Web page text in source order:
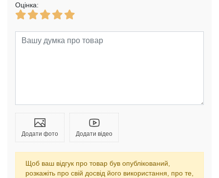
Оцінка:
Додати фото Додати відео
Щоб ваш відгук про товар був опублікований,
розкажіть про свій досвід його використання, про те,